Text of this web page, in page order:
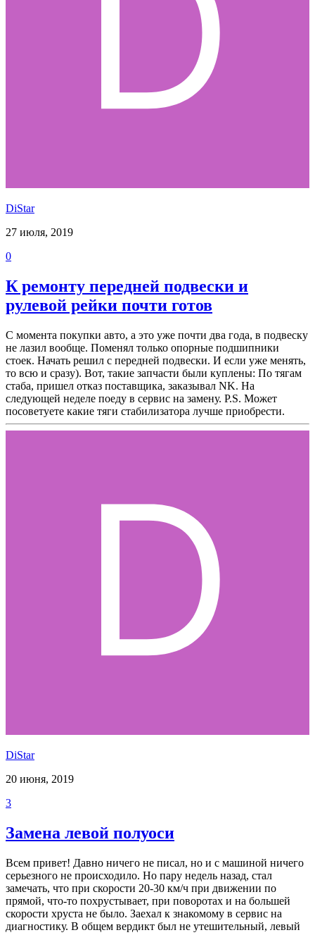
DiStar
27 июля, 2019
0
К ремонту передней подвески и
рулевой рейки почти готов
С момента покупки авто, а это уже почти два года, в подвеску
не лазил вообще. Поменял только опорные подшипники
стоек. Начать решил с передней подвески. И если уже менять,
то всю и сразу). Вот, такие запчасти были куплены: По тягам
стаба, пришел отказ поставщика, заказывал NK. На
следующей неделе поеду в сервис на замену. P.S. Может
посоветуете какие тяги стабилизатора лучше приобрести.
DiStar
20 июня, 2019
3
Замена левой полуоси
Всем привет! Давно ничего не писал, но и с машиной ничего
серьезного не происходило. Но пару недель назад, стал
замечать, что при скорости 20-30 км/ч при движении по
прямой, что-то похрустывает, при поворотах и на большей
скорости хруста не было. Заехал к знакомому в сервис на
диагностику. В общем вердикт был не утешительный, левый